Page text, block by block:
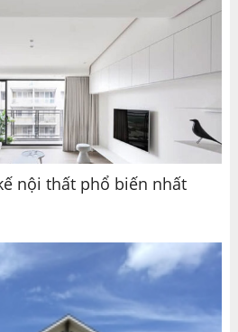
nội thất phổ biến nhất